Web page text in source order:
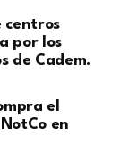
centros
por los
de Cadem.
el
en